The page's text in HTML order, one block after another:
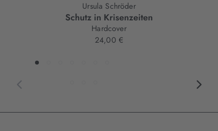
Ursula Schröder
Schutz in Krisenzeiten
Hardcover
24,00 €